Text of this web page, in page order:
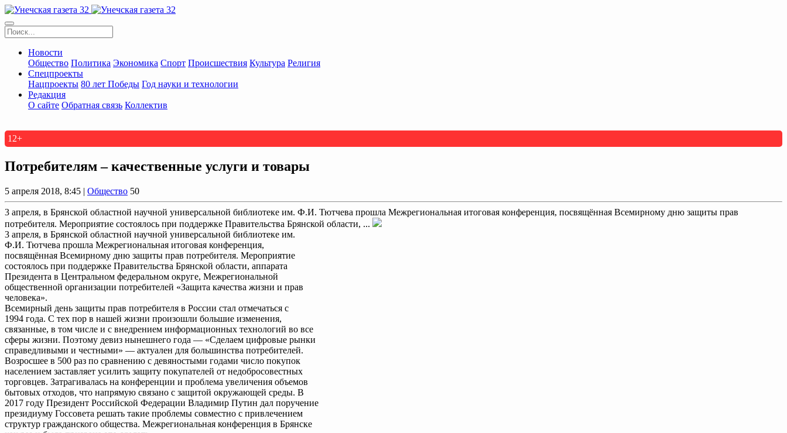
Новости
Общество Политика Экономика Спорт Происшествия Культура Религия
Спецпроекты
Нацпроекты 80 лет Победы Год науки и технологии
Редакция
О сайте Обратная связь Коллектив
12+
Потребителям – качественные услуги и товары
5 апреля 2018, 8:45 | Общество 50
3 апреля, в Брянской областной научной универсальной библиотеке им. Ф.И. Тютчева прошла Межрегиональная итоговая конференция, посвящённая Всемирному дню защиты прав
потребителя. Мероприятие состоялось при поддержке Правительства Брянской области, ...
3 апреля, в Брянской областной научной универсальной библиотеке им.
Ф.И. Тютчева прошла Межрегиональная итоговая конференция,
посвящённая Всемирному дню защиты прав потребителя. Мероприятие
состоялось при поддержке Правительства Брянской области, аппарата
Президента в Центральном федеральном округе, Межрегиональной
общественной организации потребителей «Защита качества жизни и прав
человека».
Всемирный день защиты прав потребителя в России стал отмечаться с
1994 года. С тех пор в нашей жизни произошли большие изменения,
связанные, в том числе и с внедрением информационных технологий во все
сферы жизни. Поэтому девиз нынешнего года — «Сделаем цифровые рынки
справедливыми и честными» — актуален для большинства потребителей.
Возросшее в 500 раз по сравнению с девяностыми годами число покупок
населением заставляет усилить защиту покупателей от недобросовестных
торговцев. Затрагивалась на конференции и проблема увеличения объемов
бытовых отходов, что напрямую связано с защитой окружающей среды. В
2017 году Президент Российской Федерации Владимир Путин дал поручение
президиуму Госсовета решать такие проблемы совместно с привлечением
структур гражданского общества. Межрегиональная конференция в Брянске